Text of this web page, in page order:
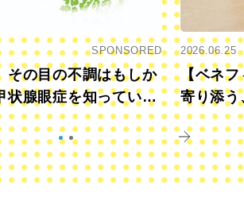
SPONSORED
その目の不調はもしか
腺眼症を知っていま
2026.06.25
【ベネフ
寄り添う
きに